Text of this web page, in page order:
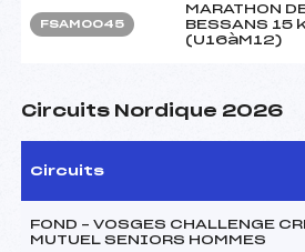
FSAM0045
MARATHON
BESSANS 15
(U16àM12)
Circuits Nordique 2026
Circuits
FOND – VOSGES CHALLENGE
MUTUEL SENIORS HOMMES